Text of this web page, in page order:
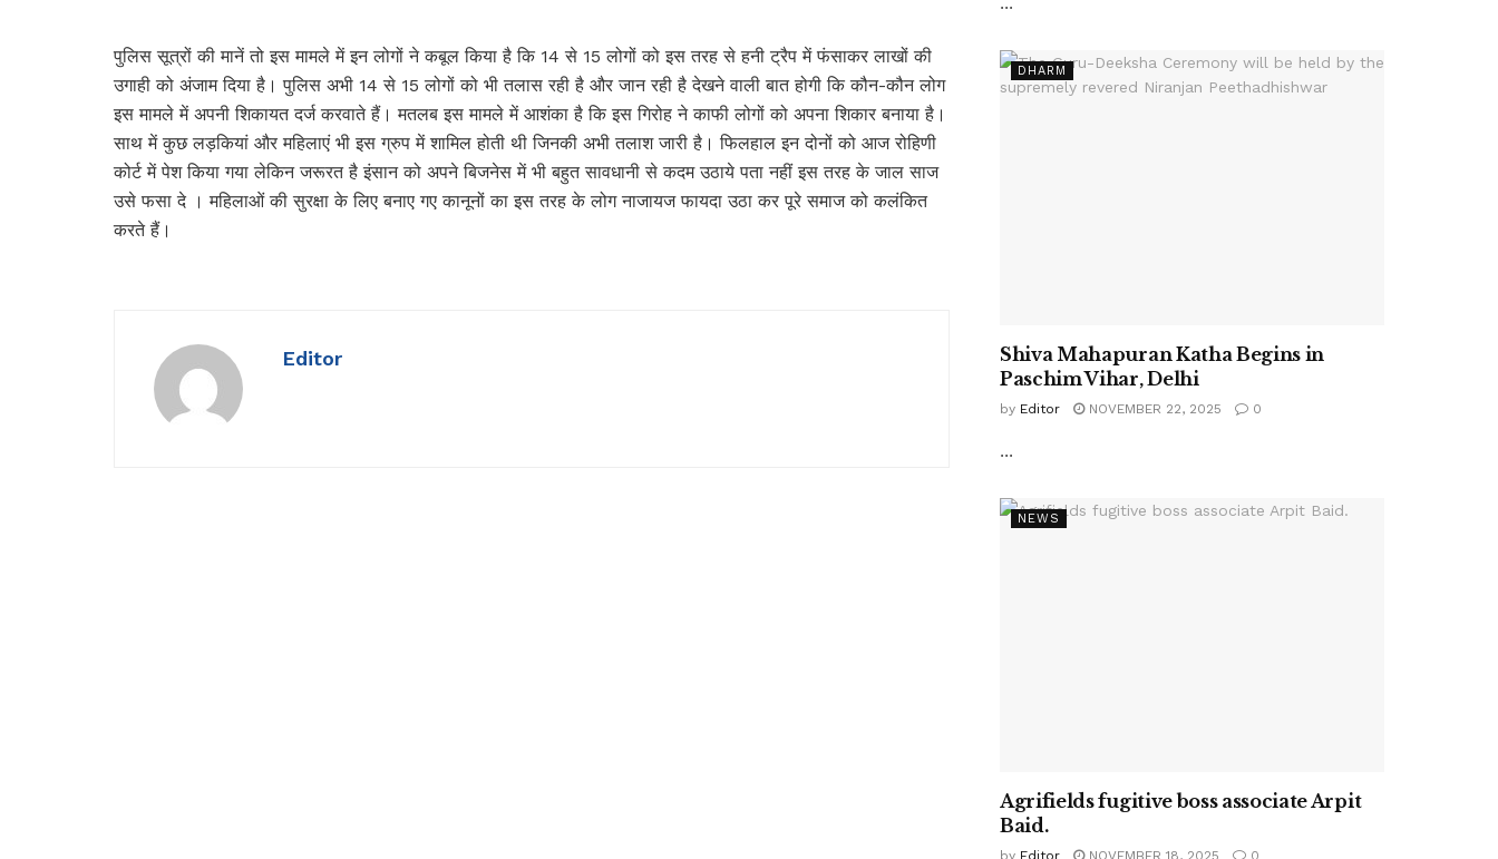
पुलिस सूत्रों की मानें तो इस मामले में इन लोगों ने कबूल किया है कि 14 से 15 लोगों को इस तरह से हनी ट्रैप में फंसाकर लाखों की
उगाही को अंजाम दिया है। पुलिस अभी 14 से 15 लोगों को भी तलास रही है और जान रही है देखने वाली बात होगी कि कौन-कौन लोग
इस मामले में अपनी शिकायत दर्ज करवाते हैं। मतलब इस मामले में आशंका है कि इस गिरोह ने काफी लोगों को अपना शिकार बनाया है।
साथ में कुछ लड़कियां और महिलाएं भी इस ग्रुप में शामिल होती थी जिनकी अभी तलाश जारी है। फिलहाल इन दोनों को आज रोहिणी
कोर्ट में पेश किया गया लेकिन जरूरत है इंसान को अपने बिजनेस में भी बहुत सावधानी से कदम उठाये पता नहीं इस तरह के जाल साज
उसे फसा दे । महिलाओं की सुरक्षा के लिए बनाए गए कानूनों का इस तरह के लोग नाजायज फायदा उठा कर पूरे समाज को कलंकित
करते हैं।
Editor
DHARM
Shiva Mahapuran Katha Begins in
Paschim Vihar, Delhi
by Editor NOVEMBER 22, 2025 0
...
NEWS
Agrifields fugitive boss associate Arpit
Baid.